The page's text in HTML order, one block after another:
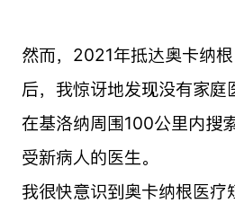
然而，2021年抵达奥卡纳根
后，我惊讶地发现没有家庭
在基洛纳周围100公里内搜
受新病人的医生。
我很快意识到奥卡纳根医疗